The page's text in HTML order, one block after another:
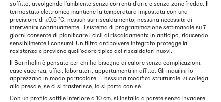
soffitto, avvolgendo l'ambiente senza correnti d'aria e senza zone fredde. Il
termostato elettronico mantiene la temperatura impostata con una
precisione di ±0,5 °C: nessun surriscaldamento, nessuna necessità di
intervenire continuamente. Il sistema di programmazione settimanale su 7
giorni consente di pianificare i cicli di riscaldamento in anticipo, riducendo
sensibilmente i consumi. Un filtro antipolvere integrato protegge la
resistenza e previene quell'odore tipico dei riscaldatori nuovi.
Il Bornholm è pensato per chi ha bisogno di calore senza complicazioni:
case vacanza, uffici, laboratori, appartamenti in affitto. Gli inquilini lo
apprezzano in modo particolare — nessuna modifica strutturale, si collega
alla presa e, se ci si trasferisce, lo si porta con sé.
Con un profilo sottile inferiore a 10 cm, si installa a parete senza invadere